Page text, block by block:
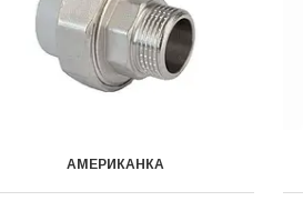
АМЕРИКАНКА